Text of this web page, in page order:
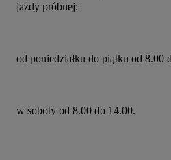
jazdy próbnej:
od poniedziałku do piątku od 8.00
w soboty od 8.00 do 14.00.